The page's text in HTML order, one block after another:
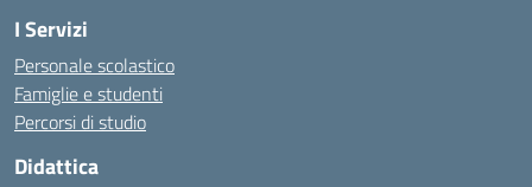
I Servizi
Personale scolastico
Famiglie e studenti
Percorsi di studio
Didattica